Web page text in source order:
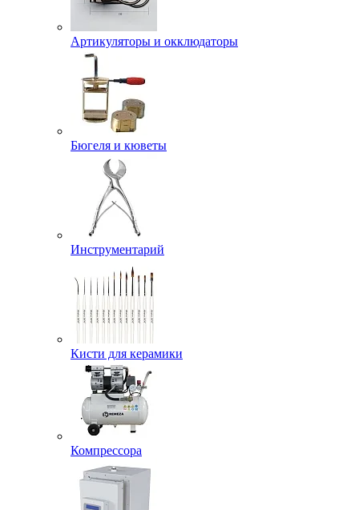
Артикуляторы и окклюдаторы
Бюгеля и кюветы
Инструментарий
Кисти для керамики
Компрессора